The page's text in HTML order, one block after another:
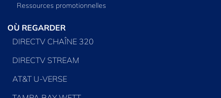
Ressources promotionnelles
OÙ REGARDER
DIRECTV CHAÎNE 320
DIRECTV STREAM
AT&T U-VERSE